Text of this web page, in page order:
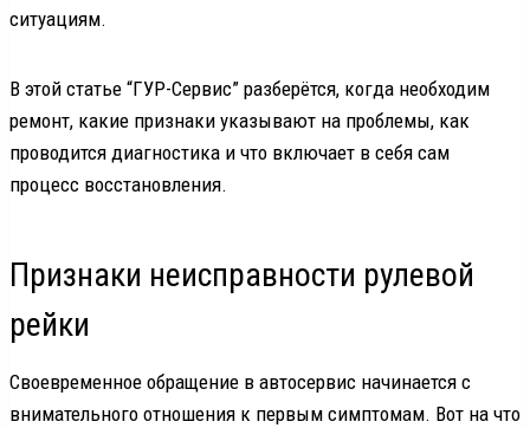
ситуациям.
В этой статье “ГУР-Сервис” разберётся, когда необходим
ремонт, какие признаки указывают на проблемы, как
проводится диагностика и что включает в себя сам
процесс восстановления.
Признаки неисправности рулевой
рейки
Своевременное обращение в автосервис начинается с
внимательного отношения к первым симптомам. Вот на что